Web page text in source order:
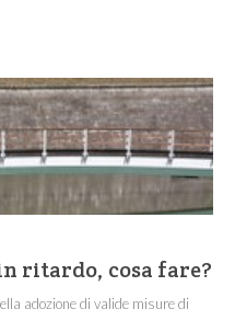
ritardo, cosa fare?
adozione di valide misure di